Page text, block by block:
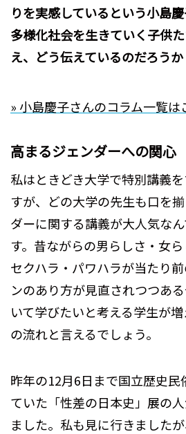
りを実感しているという小島慶
多様化社会を生きていく子供
え、どう伝えているのだろうか
» 小島慶子さんのコラム一覧は
高まるジェンダーへの関心
私はときどき大学で特別講義
すが、どの大学の先生も口を
ダーに関する講義が大人気な
す。昔ながらの男らしさ・女ら
セクハラ・パワハラが当たり
ンのあり方が見直されつつあ
いて学びたいと考える学生が
の流れと言えるでしょう。
昨年の12月6日まで国立歴史
ていた「性差の日本史」展の
ました。私も見に行きました